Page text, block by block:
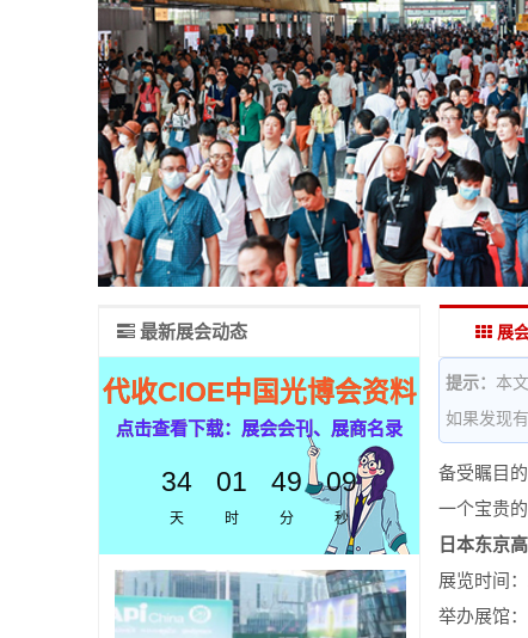
展
提示： 本
如果发现
备受瞩目
一个宝贵
日本东京
展览时间
举办展馆
最新展会动态
代收CIOE中国光博会资料
点击查看下载：展会会刊、展商名录
34
天
01
时
49
分
09
秒